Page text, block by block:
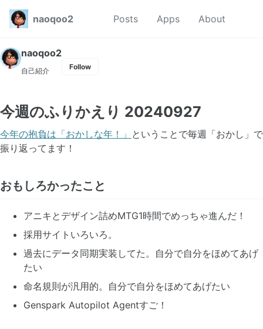
Skip to primary navigation
Skip to content
Skip to footer
naoqoo2
Posts Apps About
naoqoo2
自己紹介 Follow
今週のふりかえり 20240927
今年の抱負は「おかしな年！」 ということで毎週「おかし」で
振り返ってます！
おもしろかったこと
アニキとデザイン詰めMTG1時間でめっちゃ進んだ！
採用サイトいろいろ。
過去にデータ同期実装してた。自分で自分をほめてあげ
たい
命名規則が汎用的。自分で自分をほめてあげたい
Genspark Autopilot Agentすご！